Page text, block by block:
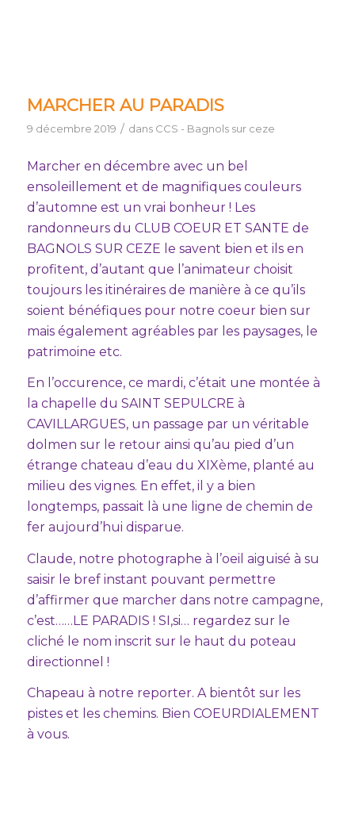
MARCHER AU PARADIS
9 décembre 2019 / dans CCS - Bagnols sur ceze
Marcher en décembre avec un bel
ensoleillement et de magnifiques couleurs
d’automne est un vrai bonheur ! Les
randonneurs du CLUB COEUR ET SANTE de
BAGNOLS SUR CEZE le savent bien et ils en
profitent, d’autant que l’animateur choisit
toujours les itinéraires de manière à ce qu’ils
soient bénéfiques pour notre coeur bien sur
mais également agréables par les paysages, le
patrimoine etc.
En l’occurence, ce mardi, c’était une montée à
la chapelle du SAINT SEPULCRE à
CAVILLARGUES, un passage par un véritable
dolmen sur le retour ainsi qu’au pied d’un
étrange chateau d’eau du XIXème, planté au
milieu des vignes. En effet, il y a bien
longtemps, passait là une ligne de chemin de
fer aujourd’hui disparue.
Claude, notre photographe à l’oeil aiguisé à su
saisir le bref instant pouvant permettre
d’affirmer que marcher dans notre campagne,
c’est……LE PARADIS ! SI,si… regardez sur le
cliché le nom inscrit sur le haut du poteau
directionnel !
Chapeau à notre reporter. A bientôt sur les
pistes et les chemins. Bien COEURDIALEMENT
à vous.